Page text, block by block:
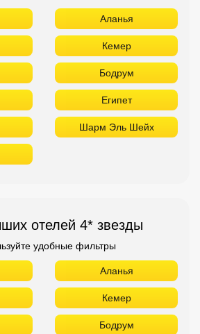
Аланья
Кемер
Бодрум
Египет
Шарм Эль Шейх
отелей 4* звезды
удобные фильтры
Аланья
Кемер
Бодрум